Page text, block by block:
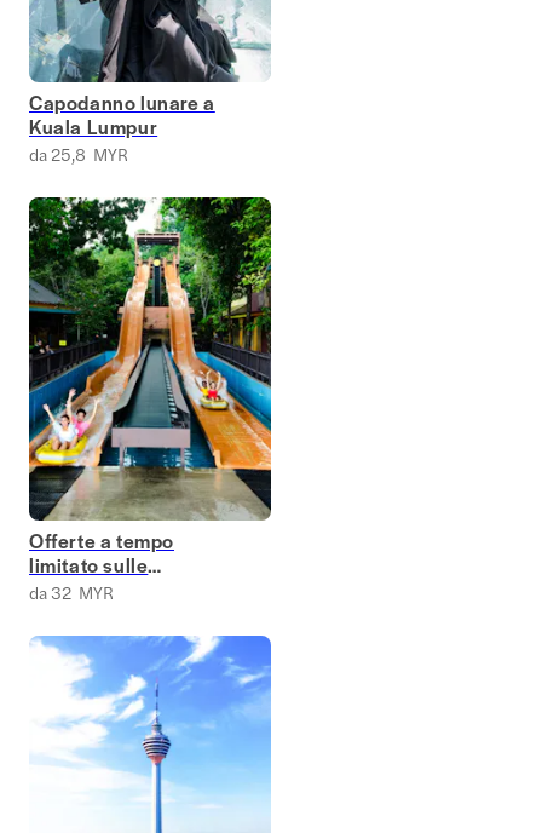
Capodanno lunare a
Kuala Lumpur
da 25,8 MYR
Offerte a tempo
limitato sulle
esperienze più
Malesia
da 32 MYR